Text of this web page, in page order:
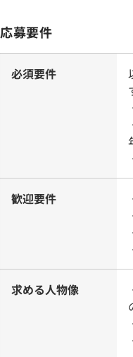
応募要件
必須要件
歓迎要件
求める人物像